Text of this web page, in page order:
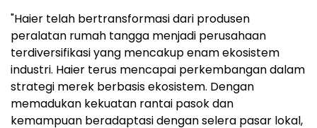
"Haier telah bertransformasi dari produsen
peralatan rumah tangga menjadi perusahaan
terdiversifikasi yang mencakup enam ekosistem
industri. Haier terus mencapai perkembangan dalam
strategi merek berbasis ekosistem. Dengan
memadukan kekuatan rantai pasok dan
kemampuan beradaptasi dengan selera pasar lokal,